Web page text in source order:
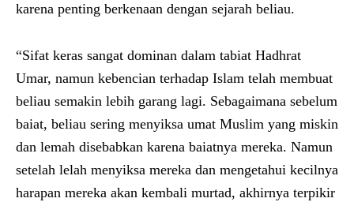
karena penting berkenaan dengan sejarah beliau.
“Sifat keras sangat dominan dalam tabiat Hadhrat
Umar, namun kebencian terhadap Islam telah membuat
beliau semakin lebih garang lagi. Sebagaimana sebelum
baiat, beliau sering menyiksa umat Muslim yang miskin
dan lemah disebabkan karena baiatnya mereka. Namun
setelah lelah menyiksa mereka dan mengetahui kecilnya
harapan mereka akan kembali murtad, akhirnya terpikir